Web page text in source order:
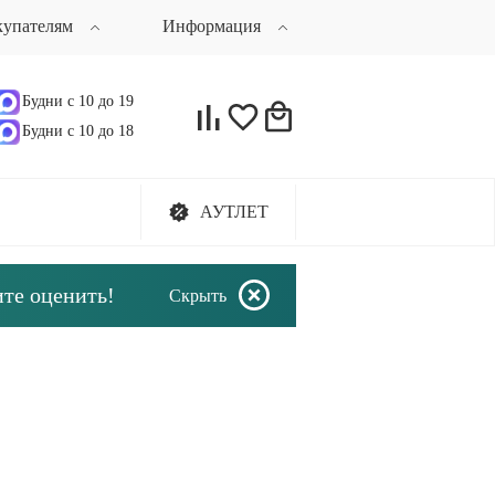
Информация
Будни с 10 до 19
Будни с 10 до 18
АУТЛЕТ
оценить! Скрыть